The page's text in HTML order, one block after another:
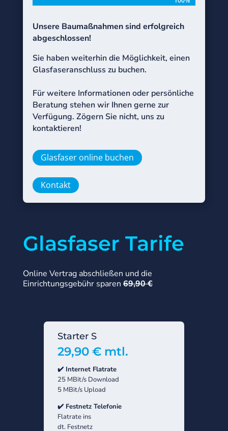
Unsere Baumaßnahmen sind erfolgreich
abgeschlossen!
Sie haben weiterhin die Möglichkeit, einen
Glasfaseranschluss zu buchen.
Für weitere Informationen oder persönliche
Beratung stehen wir Ihnen gerne zur
Verfügung. Zögern Sie nicht, uns zu
kontaktieren!
Glasfaser online buchen
Kontakt
Glasfaser Tarife
Online Vertrag abschließen und die
Einrichtungsgebühr sparen69,90 €
Starter S
29,90 € mtl.
✔️ Internet Flatrate
25 MBit/s Download
5 MBit/s Upload
✔️ Festnetz Telefonie
Flatrate ins
dt. Festnetz